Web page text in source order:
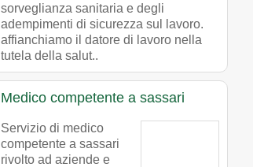
sorveglianza sanitaria e degli
adempimenti di sicurezza sul lavoro.
affianchiamo il datore di lavoro nella
tutela della salut..
Medico competente a sassari
Servizio di medico
competente a sassari
rivolto ad aziende e